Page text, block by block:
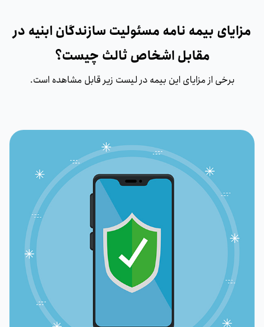
مزایای بیمه نامه مسئولیت سازندگان ابنیه در
مقابل اشخاص ثالث چیست؟
برخی از مزایای این بیمه در لیست زیر قابل مشاهده است.